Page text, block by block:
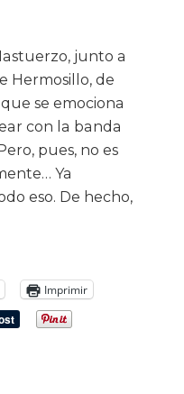
junto a
Hermosillo, de
se emociona
con la banda
pues, no es
Ya
eso. De hecho,
Imprimir